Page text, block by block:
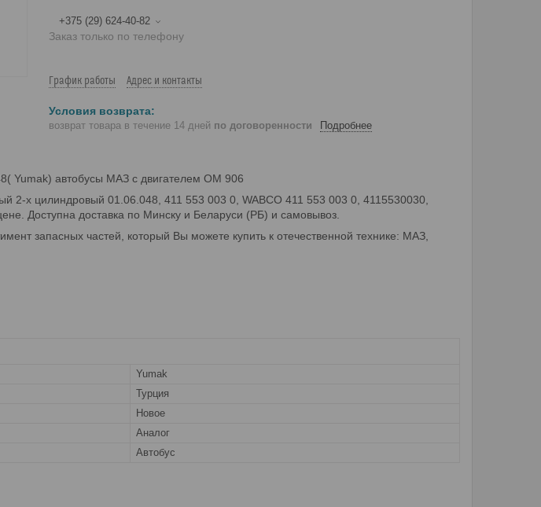
+375 (29) 624-40-82
Заказ только по телефону
График работы Адрес и контакты
возврат товара в течение 14 дней по договоренности Подробнее
Yumak) автобусы МАЗ с двигателем ОМ 906
2-х цилиндровый 01.06.048, 411 553 003 0, WABCO 411 553 003 0, 4115530030,
Доступна доставка по Минску и Беларуси (РБ) и самовывоз.
запасных частей, который Вы можете купить к отечественной технике: МАЗ,
Yumak
Турция
Новое
Аналог
Автобус